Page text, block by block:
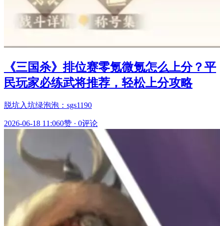
《三国杀》排位赛零氪微氪怎么上分？平
民玩家必练武将推荐，轻松上分攻略
脱坑入坑绿泡泡：sgs1190
2026-06-18 11:060赞 · 0评论